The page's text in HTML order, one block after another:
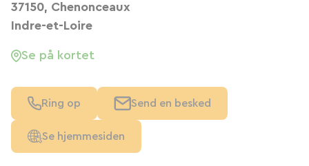
37150, Chenonceaux
Indre-et-Loire
Se på kortet
Ring op Send en besked
Se hjemmesiden